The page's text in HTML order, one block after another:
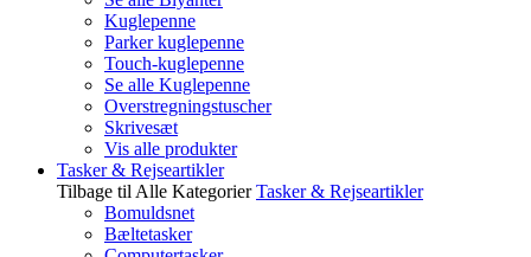
Kuglepenne
Parker kuglepenne
Touch-kuglepenne
Se alle Kuglepenne
Overstregningstuscher
Skrivesæt
Vis alle produkter
Tasker & Rejseartikler
Tilbage til Alle Kategorier Tasker & Rejseartikler
Bomuldsnet
Bæltetasker